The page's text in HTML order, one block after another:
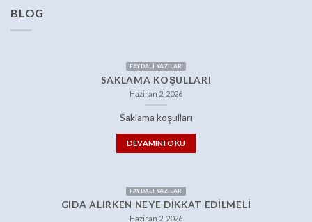
BLOG
FAYDALI YAZILAR
SAKLAMA KOŞULLARI
Haziran 2, 2026
Saklama koşulları
DEVAMINI OKU
FAYDALI YAZILAR
GIDA ALIRKEN NEYE DIKKAT EDILMELI
Haziran 2, 2026